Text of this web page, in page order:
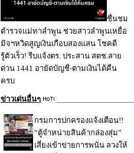
ชื่นชม
ตำรวจแม่ทาลำพูน ช่วยสาวลำพูนเหยื่อ
มิจฯหวิดสูญเงินเกือบสองแสน โชคดี
รู้ตัวเร็ว! รีบแจ้งตร. ประสาน สตช.สาย
ด่วน 1441 อายัดบัญชี-ตามเงินได้คืน
ครบ
ข่าวเด่นอื่นๆ
กรมการปกครองแจ้งเตือน!!
“ตู้จำหน่ายสินค้ากล่องสุ่ม”
เสี่ยงเข้าข่ายการพนัน ลวงให้